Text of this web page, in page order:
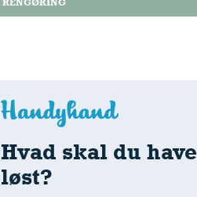
RENGØRING
Hvad skal du have
løst?